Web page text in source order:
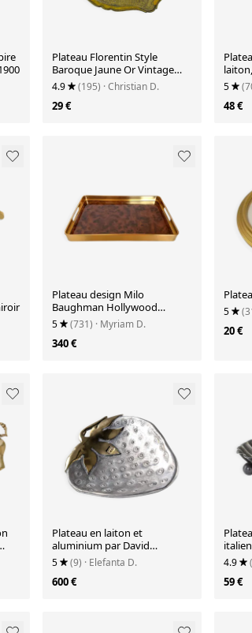
Plateau Florentin Style
Baroque Jaune Or Vintage
70s
4.9 (195) · Christian D.
29 €
5
48 €
Plateau design Milo
Baughman Hollywood
Regency Italy
5 (731) · Myriam D.
340 €
5
20 €
Plateau en laiton et
aluminium par David
Marshall, Espagne, années
1970
5 (9) · Elefanta D.
600 €
en
4.9
59 €